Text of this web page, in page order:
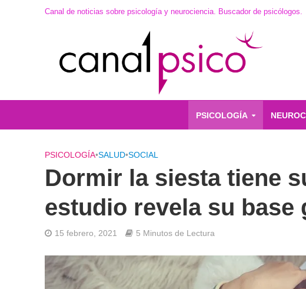
Canal de noticias sobre psicología y neurociencia. Buscador de psicólogos.
PSICOLOGÍA
PSICOLOGÍA•SALUD•SOCIAL
Dormir la siesta tiene
estudio revela su base
15 febrero, 2021 5 Minutos de Lectura